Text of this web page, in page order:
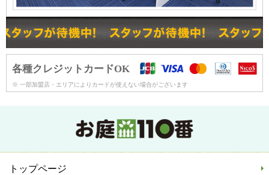
各種クレジットカードOK
※ 一部加盟店・エリアによりカードが使えない場合がございます
トップページ